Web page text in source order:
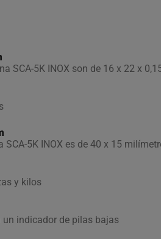
SCA-5K INOX son de 16 x 22 x
5K INOX es de 40 x 15
y kilos
indicador de pilas bajas